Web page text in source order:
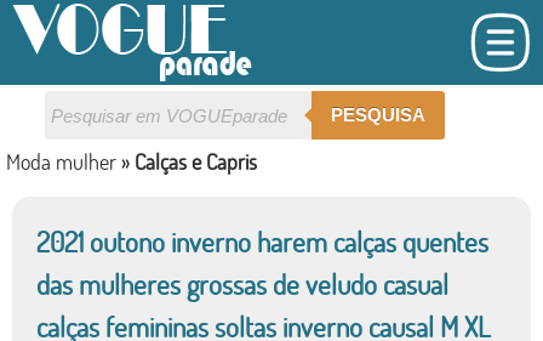
PESQUISA
Moda mulher » Calças e Capris
2021 outono inverno harem calças quentes
das mulheres grossas de veludo casual
calças femininas soltas inverno causal M XL